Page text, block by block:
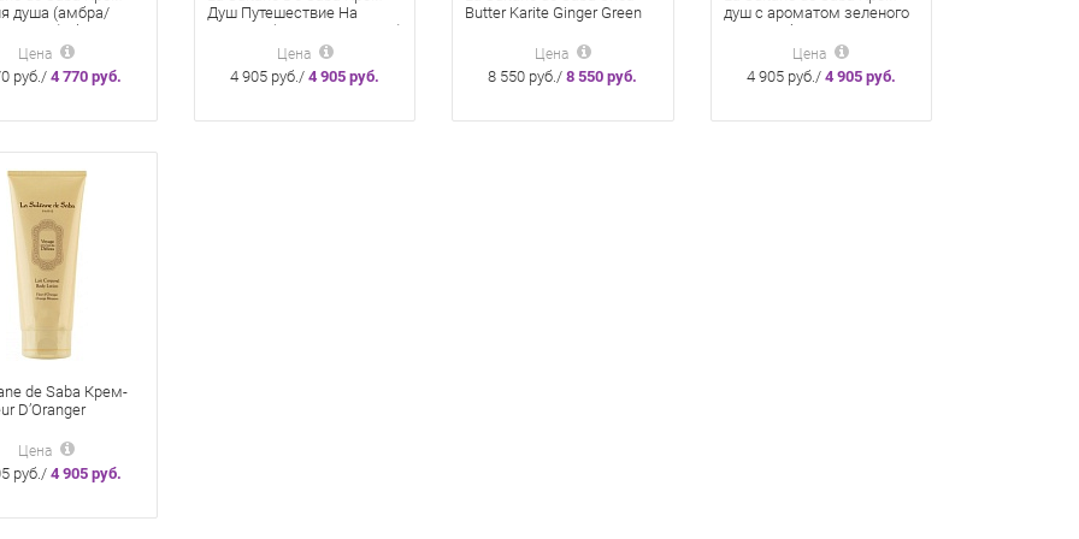
душа (амбра/
сандал) Shower
Musk
200мл
Цена
руб./4 770 руб.
Душ Путешествие На
Острова (Тиаре/Алоэ Вера)
Цена
4 905 руб./4 905 руб.
Butter Karite Ginger Green
Зеленый Чай/Имбирь 300
Цена
8 550 руб./8 550 руб.
душ с ароматом зеленого
чая и имбиря 200 мл
Цена
4 905 руб./ 4 905 руб.
de Saba Крем-
D’Oranger
Цена
руб./4 905 руб.